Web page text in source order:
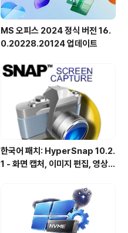
MS 오피스 2024 정식 버전 16.
0.20228.20124 업데이트
한국어 패치: HyperSnap 10.2.
1 - 화면 캡처, 이미지 편집, 영상